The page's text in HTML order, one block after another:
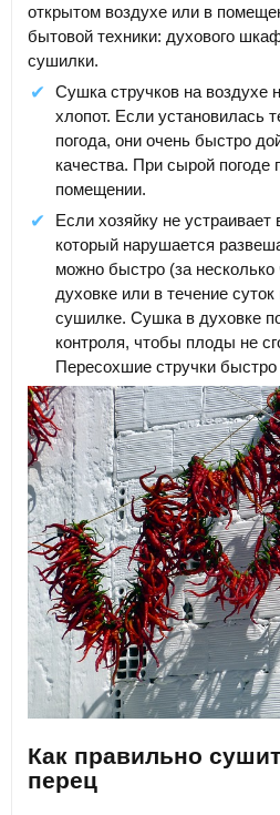
открытом воздухе или в
бытовой техники: духового
сушилки.
Сушка стручков на воздухе
хлопот. Если установилась
погода, они очень быстро
качества. При сырой погоде
помещении.
Если хозяйку не
который нарушается
можно быстро (за
духовке или в течение
сушилке. Сушка в духовке
контроля, чтобы плоды не
Пересохшие стручки
Как правильно
перец